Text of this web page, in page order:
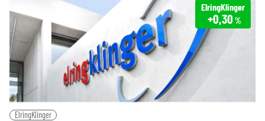
ElringKlinger
+0,30 %
ElringKlinger